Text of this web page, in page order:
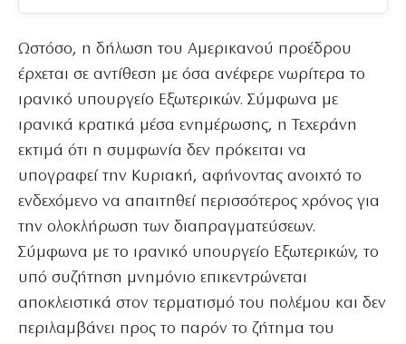
Ωστόσο, η δήλωση του Αμερικανού προέδρου
έρχεται σε αντίθεση με όσα ανέφερε νωρίτερα το
ιρανικό υπουργείο Εξωτερικών. Σύμφωνα με
ιρανικά κρατικά μέσα ενημέρωσης, η Τεχεράνη
εκτιμά ότι η συμφωνία δεν πρόκειται να
υπογραφεί την Κυριακή, αφήνοντας ανοιχτό το
ενδεχόμενο να απαιτηθεί περισσότερος χρόνος για
την ολοκλήρωση των διαπραγματεύσεων.
Σύμφωνα με το ιρανικό υπουργείο Εξωτερικών, το
υπό συζήτηση μνημόνιο επικεντρώνεται
αποκλειστικά στον τερματισμό του πολέμου και δεν
περιλαμβάνει προς το παρόν το ζήτημα του